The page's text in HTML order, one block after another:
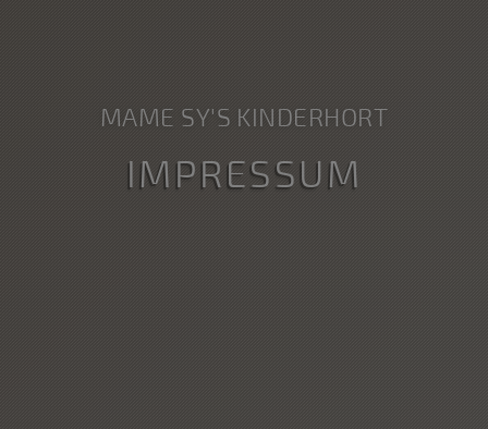
MAME SY'S KINDERHORT
IMPRESSUM